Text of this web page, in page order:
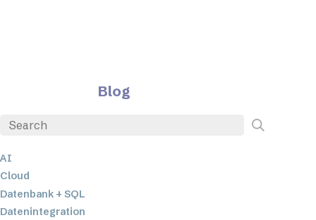
Blog
AI
Cloud
Datenbank + SQL
Datenintegration